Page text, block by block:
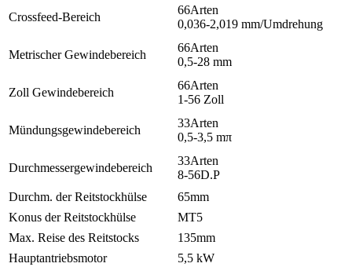
Crossfeed-Bereich
66Arten
0,036-2,019 mm/Umdrehung
Metrischer Gewindebereich
66Arten
0,5-28 mm
Zoll Gewindebereich
66Arten
1-56 Zoll
Mündungsgewindebereich
33Arten
0,5-3,5 mπ
Durchmessergewindebereich
33Arten
8-56D.P
Durchm. der Reitstockhülse
65mm
Konus der Reitstockhülse
MT5
Max. Reise des Reitstocks
135mm
Hauptantriebsmotor
5,5 kW